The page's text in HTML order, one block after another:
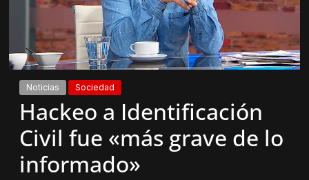
Noticias Sociedad
Hackeo a Identificación
Civil fue «más grave de lo
informado»